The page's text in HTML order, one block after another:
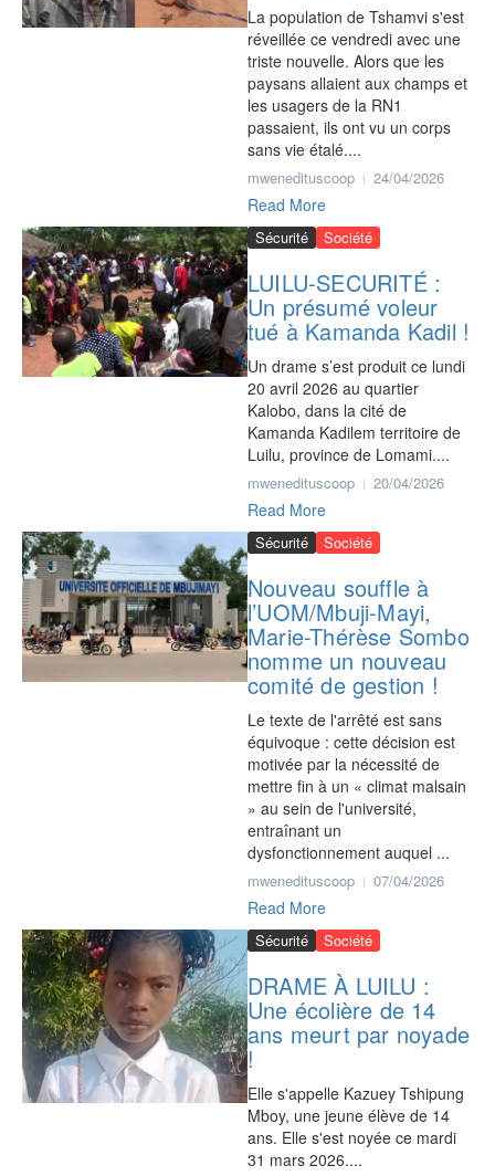
La population de Tshamvi s'est
réveillée ce vendredi avec une
triste nouvelle. Alors que les
paysans allaient aux champs et
les usagers de la RN1
passaient, ils ont vu un corps
sans vie étalé....
mwenedituscoop 24/04/2026
Read More
Sécurité Société
LUILU-SECURITÉ :‎
Un présumé voleur
tué à Kamanda Kadil !
Un drame s’est produit ce lundi
20 avril 2026 au quartier
Kalobo, dans la cité de
Kamanda Kadilem territoire de
Luilu, province de Lomami....
mwenedituscoop 20/04/2026
Read More
Sécurité Société
Nouveau souffle à
l’UOM/Mbuji-Mayi,
Marie-Thérèse Sombo
nomme un nouveau
comité de gestion !
Le texte de l'arrêté est sans
équivoque : cette décision est
motivée par la nécessité de
mettre fin à un « climat malsain
» au sein de l'université,
entraînant un
dysfonctionnement auquel ...
mwenedituscoop 07/04/2026
Read More
Sécurité Société
DRAME À LUILU :
Une écolière de 14
ans meurt par noyade
!
Elle s'appelle Kazuey Tshipung
Mboy, une jeune élève de 14
ans. Elle s'est noyée ce mardi
31 mars 2026....